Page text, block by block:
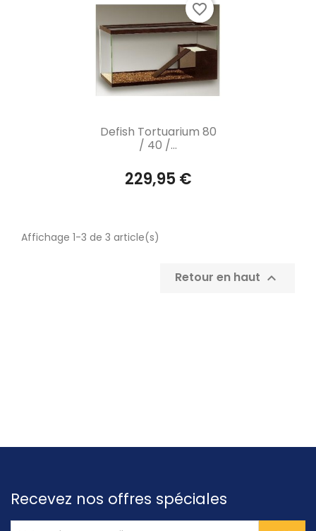
Aperçu rapide
Defish Tortuarium 80
/ 40 /...
229,95 €
favorite_border
Affichage 1-3 de 3 article(s)
Retour en haut 
Recevez nos offres spéciales